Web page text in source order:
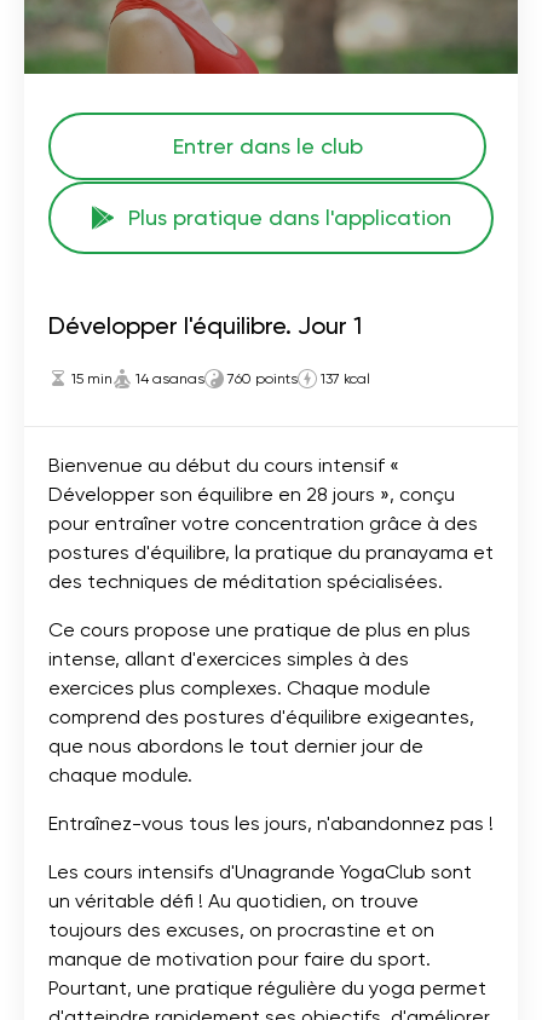
Entrer dans le club
Plus pratique dans l'application
Développer l'équilibre. Jour 1
15 min 14 asanas 760 points 137 kcal
Bienvenue au début du cours intensif «
Développer son équilibre en 28 jours », conçu
pour entraîner votre concentration grâce à des
postures d'équilibre, la pratique du pranayama et
des techniques de méditation spécialisées.
Ce cours propose une pratique de plus en plus
intense, allant d'exercices simples à des
exercices plus complexes. Chaque module
comprend des postures d'équilibre exigeantes,
que nous abordons le tout dernier jour de
chaque module.
Entraînez-vous tous les jours, n'abandonnez pas !
Les cours intensifs d'Unagrande YogaClub sont
un véritable défi ! Au quotidien, on trouve
toujours des excuses, on procrastine et on
manque de motivation pour faire du sport.
Pourtant, une pratique régulière du yoga permet